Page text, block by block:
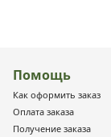
Помощь
Как оформить заказ
Оплата заказа
Получение заказа